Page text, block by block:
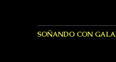
SOÑANDO CON